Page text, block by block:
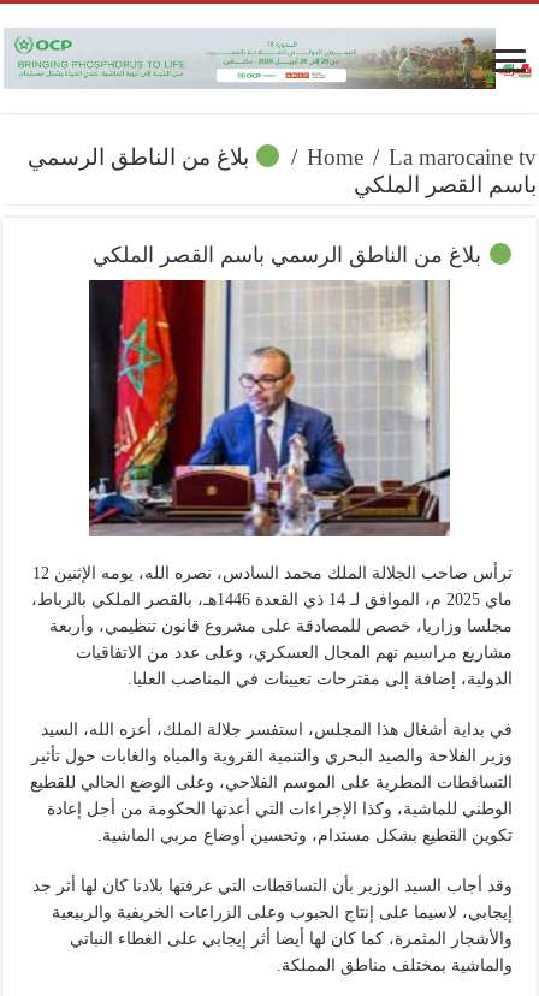
Home / La marocaine tv
/
بلاغ من الناطق الرسمي
باسم القصر الملكي
بلاغ من الناطق الرسمي باسم القصر الملكي
ترأس صاحب الجلالة الملك محمد السادس، نصره الله، يومه الإثنين 12
ماي 2025 م، الموافق لـ 14 ذي القعدة 1446هـ، بالقصر الملكي بالرباط،
مجلسا وزاريا، خصص للمصادقة على مشروع قانون تنظيمي، وأربعة
مشاريع مراسيم تهم المجال العسكري، وعلى عدد من الاتفاقيات
الدولية، إضافة إلى مقترحات تعيينات في المناصب العليا.
في بداية أشغال هذا المجلس، استفسر جلالة الملك، أعزه الله، السيد
وزير الفلاحة والصيد البحري والتنمية القروية والمياه والغابات حول تأثير
التساقطات المطرية على الموسم الفلاحي، وعلى الوضع الحالي للقطيع
الوطني للماشية، وكذا الإجراءات التي أعدتها الحكومة من أجل إعادة
تكوين القطيع بشكل مستدام، وتحسين أوضاع مربي الماشية.
وقد أجاب السيد الوزير بأن التساقطات التي عرفتها بلادنا كان لها أثر جد
إيجابي، لاسيما على إنتاج الحبوب وعلى الزراعات الخريفية والربيعية
والأشجار المثمرة، كما كان لها أيضا أثر إيجابي على الغطاء النباتي
والماشية بمختلف مناطق المملكة.